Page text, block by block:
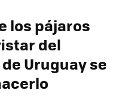
los pájaros
del
Uruguay se